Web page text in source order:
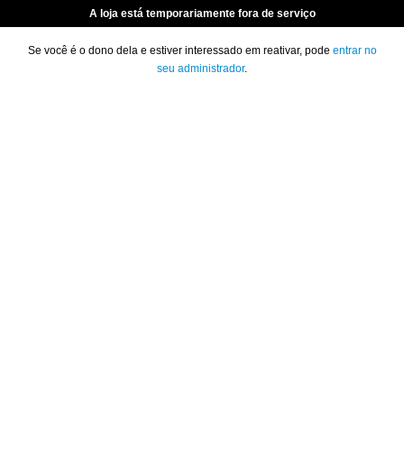
A loja está temporariamente fora de serviço
Se você é o dono dela e estiver interessado em reativar, pode entrar no
seu administrador.